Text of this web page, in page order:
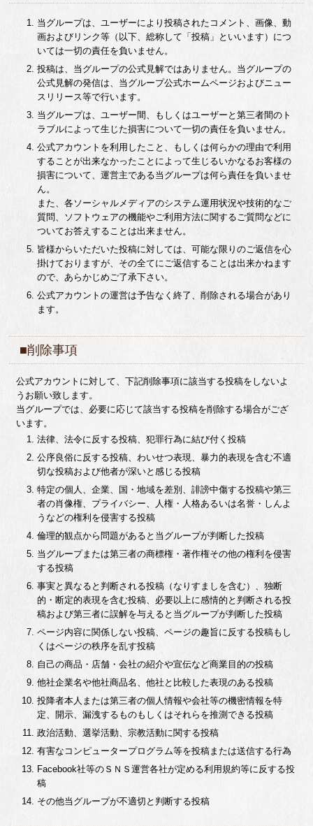
当グループは、ユーザーにより投稿されたコメント、画像、動
画およびリンク等（以下、総称して「投稿」といいます）につ
いては一切の責任を負いません。
投稿は、当グループの公式見解ではありません。当グループの
公式見解の発信は、当グループ公式ホームページおよびニュー
スリリース等で行います。
当グループは、ユーザー間、もしくはユーザーと第三者間のト
ラブルによって生じた損害について一切の責任を負いません。
公式アカウントを利用したこと、もしくは何らかの理由で利用
することが出来なかったことによって生じるいかなるお客様の
損害について、運営主である当グループは何ら責任を負いませ
ん。
また、各ソーシャルメディアのシステム運用状況や技術的なご
質問、ソフトウェアの機能やご利用方法に関するご質問などに
ついてお答えすることは出来ません。
皆様からいただいた投稿に対しては、可能な限りのご返信を心
掛けておりますが、その全てにご返信することは出来かねます
ので、あらかじめご了承下さい。
公式アカウントの運営は予告なく終了、削除される場合があり
ます。
■削除事項
公式アカウントに対して、下記削除事項に該当する投稿をしないよ
うお願い致します。
当グループでは、必要に応じて該当する投稿を削除する場合がござ
います。
法律、法令に反する投稿、犯罪行為に結び付く投稿
公序良俗に反する投稿、わいせつ表現、暴力的表現を含む不適
切な投稿および他者が深いと感じる投稿
特定の個人、企業、国・地域を差別、誹謗中傷する投稿や第三
者の肖像権、プライバシー、人権・人格あるいは名誉・しんよ
うなどの権利を侵害する投稿
倫理的観点から問題があると当グループが判断した投稿
当グループまたは第三者の商標権・著作権その他の権利を侵害
する投稿
事実と異なると判断される投稿（なりすましを含む）、独断
的・断定的表現を含む投稿、必要以上に感情的と判断される投
稿および第三者に誤解を与えると当グループが判断した投稿
ページ内容に関係しない投稿、ページの趣旨に反する投稿もし
くはページの秩序を乱す投稿
自己の商品・店舗・会社の紹介や宣伝など商業目的の投稿
他社企業名や他社商品名、他社と比較した表現のある投稿
投降者本人または第三者の個人情報や会社等の機密情報を特
定、開示、漏洩するものもしくはそれらを推測できる投稿
政治活動、選挙活動、宗教活動に関する投稿
有害なコンピュータープログラム等を投稿または送信する行為
Facebook社等のＳＮＳ運営各社が定める利用規約等に反する投
稿
その他当グループが不適切と判断する投稿